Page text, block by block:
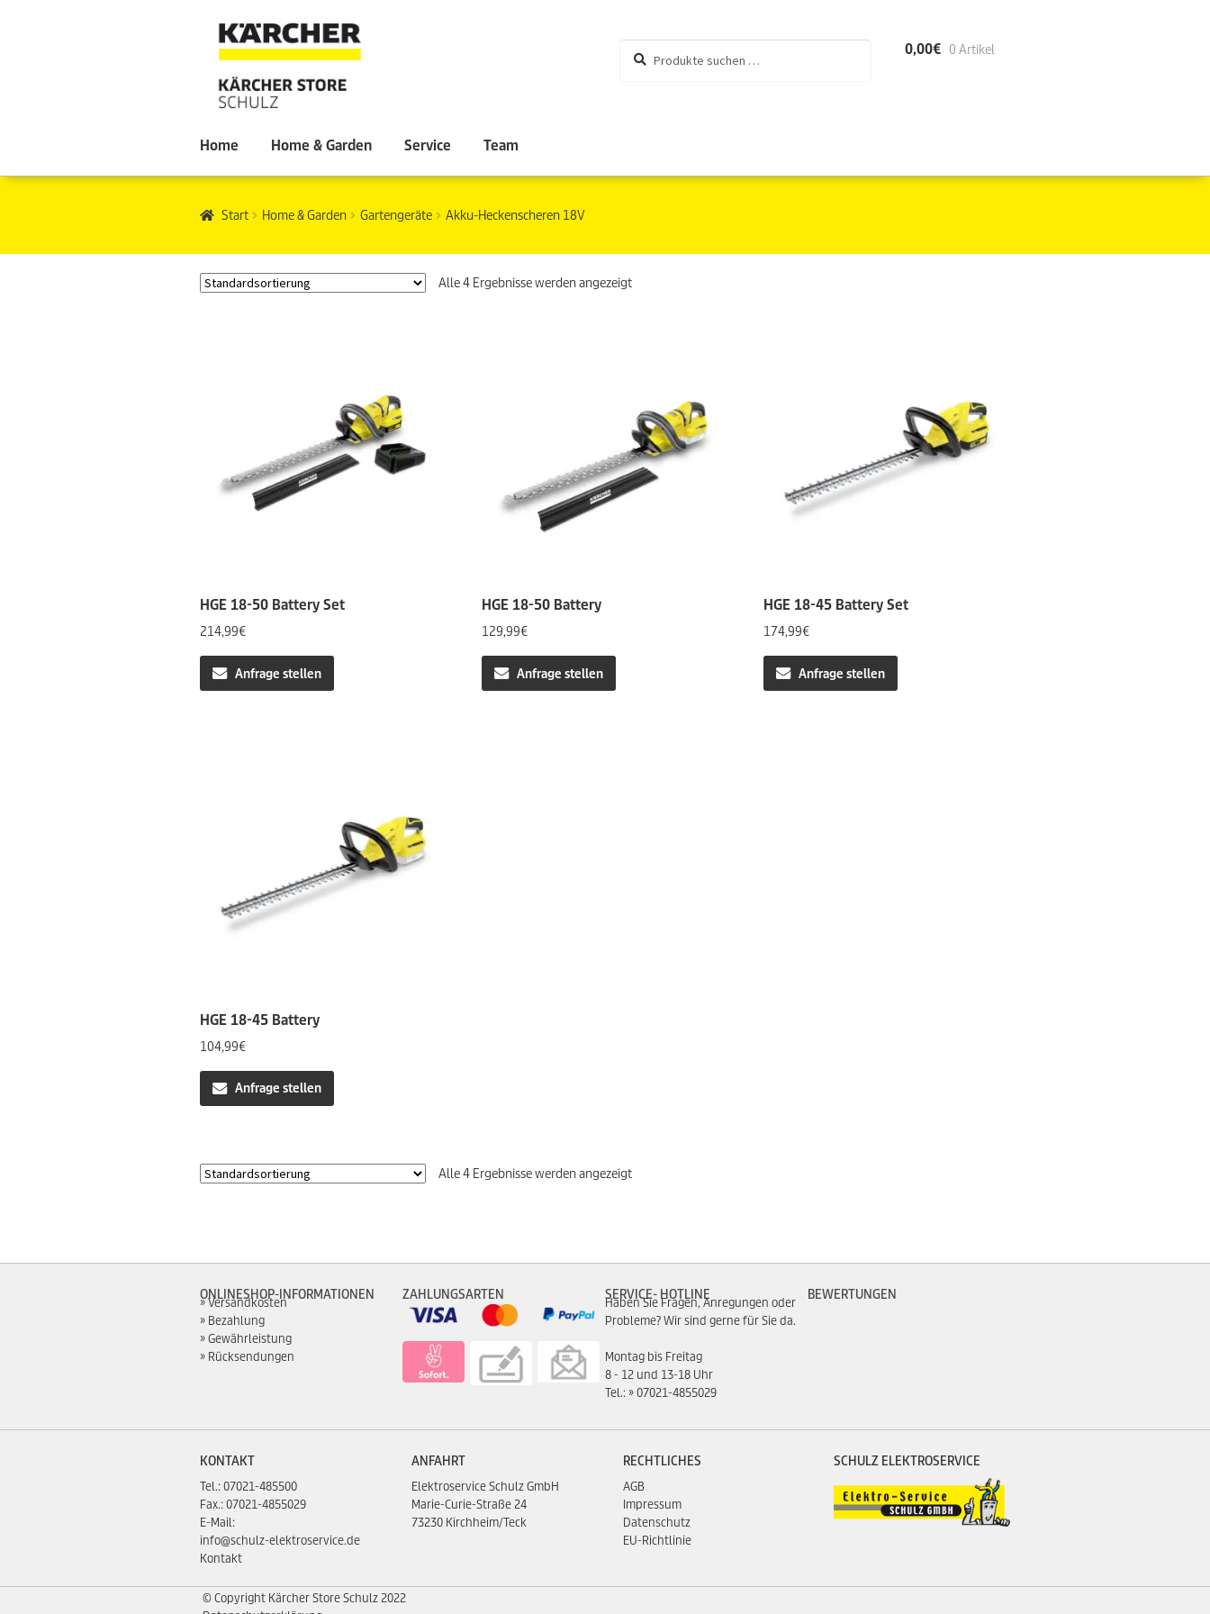
nach:
0,00€ 0 Artikel
Home Home & Garden Service Team
Start Home & Garden Gartengeräte Akku-Heckenscheren 18V
Alle 4 Ergebnisse werden angezeigt
HGE 18-50 Battery Set
214,99€
Anfrage stellen
HGE 18-50 Battery
129,99€
Anfrage stellen
HGE 18-45 Battery Set
174,99€
Anfrage stellen
HGE 18-45 Battery
104,99€
Anfrage stellen
Alle 4 Ergebnisse werden angezeigt
ONLINESHOP-INFORMATIONEN
Versandkosten
Bezahlung
Gewährleistung
Rücksendungen
ZAHLUNGSARTEN SERVICE- HOTLINE
Haben Sie Fragen, Anregungen oder
Probleme? Wir sind gerne für Sie da.
Montag bis Freitag
8 - 12 und 13-18 Uhr
Tel.:
07021-4855029
BEWERTUNGEN
KONTAKT
Tel.:07021-485500
Fax.: 07021-4855029
E-Mail:
info@schulz-elektroservice.de
Kontakt
ANFAHRT
Elektroservice Schulz GmbH
Marie-Curie-Straße 24
73230 Kirchheim/Teck
RECHTLICHES
AGB
Impressum
Datenschutz
EU-Richtlinie
SCHULZ ELEKTROSERVICE
© Copyright Kärcher Store Schulz 2022